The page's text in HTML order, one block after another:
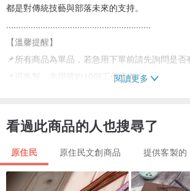
都是對傳統技藝與部落未來的支持。
...........................................................
【溫馨提醒】
📌所有商品為單品，若急用下單前請先詢問是否
📌可客製，非現貨約10個工作天寄出
方。
閱讀更多
看過此商品的人也搜尋了
原住民 原住民文創商品 提供客製